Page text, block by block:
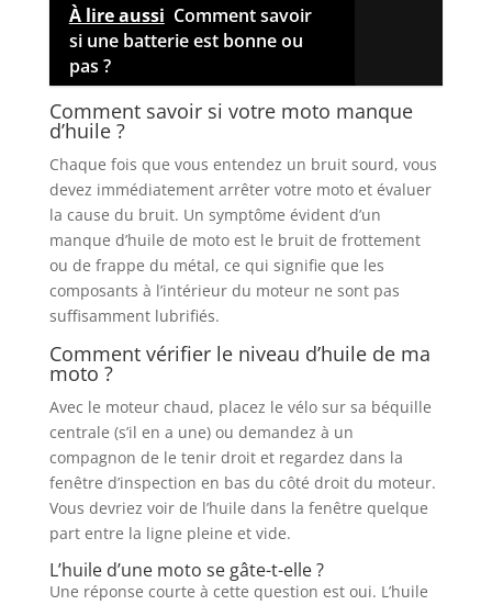
À lire aussi Comment savoir
si une batterie est bonne ou
pas ?
Comment savoir si votre moto manque
d’huile ?
Chaque fois que vous entendez un bruit sourd, vous
devez immédiatement arrêter votre moto et évaluer
la cause du bruit. Un symptôme évident d’un
manque d’huile de moto est le bruit de frottement
ou de frappe du métal, ce qui signifie que les
composants à l’intérieur du moteur ne sont pas
suffisamment lubrifiés.
Comment vérifier le niveau d’huile de ma
moto ?
Avec le moteur chaud, placez le vélo sur sa béquille
centrale (s’il en a une) ou demandez à un
compagnon de le tenir droit et regardez dans la
fenêtre d’inspection en bas du côté droit du moteur.
Vous devriez voir de l’huile dans la fenêtre quelque
part entre la ligne pleine et vide.
L’huile d’une moto se gâte-t-elle ?
Une réponse courte à cette question est oui. L’huile